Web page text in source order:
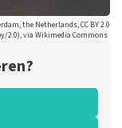
the Netherlands, CC BY 2.0
2.0), via Wikimedia Commons